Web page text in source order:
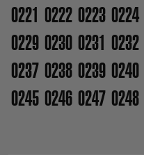
0221 0222 0223 0224
0229 0230 0231 0232
0237 0238 0239 0240
0245 0246 0247 0248